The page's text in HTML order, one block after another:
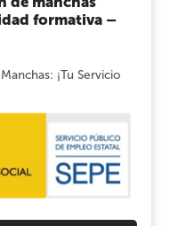
formativa –
¡Tu Servicio